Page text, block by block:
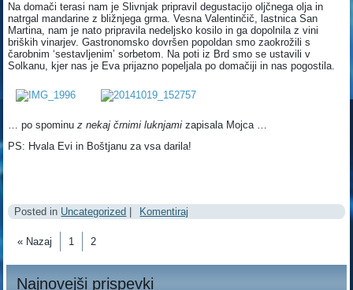
Na domači terasi nam je Slivnjak pripravil degustacijo oljčnega olja in
natrgal mandarine z bližnjega grma. Vesna Valentinčič, lastnica San
Martina, nam je nato pripravila nedeljsko kosilo in ga dopolnila z vini
briških vinarjev. Gastronomsko dovršen popoldan smo zaokrožili s
čarobnim ‘sestavljenim’ sorbetom. Na poti iz Brd smo se ustavili v
Solkanu, kjer nas je Eva prijazno popeljala po domačiji in nas pogostila.
… po spominuz nekaj črnimi luknjami zapisala Mojca …
PS: Hvala Evi in Boštjanu za vsa darila!
Posted in Uncategorized Komentiraj
« Nazaj 1 2
Najnovejši prispevki